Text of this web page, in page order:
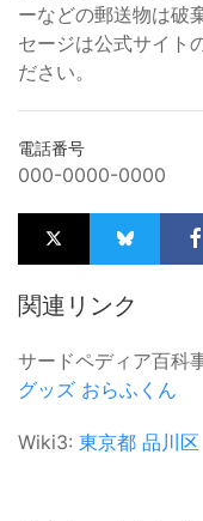
ーなどの郵送物は破
セージは公式サイト
ださい。
電話番号
000-0000-0000
関連リンク
サードペディア百科
グッズ おらふくん
Wiki3: 東京都 品川区